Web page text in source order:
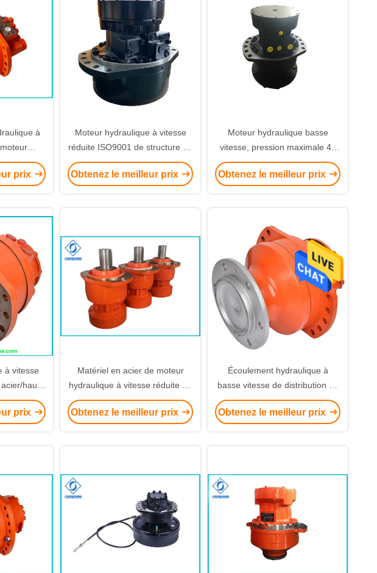
à
prix
Moteur hydraulique à vitesse
réduite ISO9001 de structure de
piston de Poclain
Obtenez le meilleur prix
Moteur hydraulique basse
vitesse, pression maximale 45
MPa, fournissant un couple et
une résistance à la pression
Obtenez le meilleur prix
à vitesse
haut
à basse
prix
Matériel en acier de moteur
hydraulique à vitesse réduite de
machines de construction pour
la machine d'abattage de forêt
Obtenez le meilleur prix
Écoulement hydraulique à
basse vitesse de distribution de
disque de moteurs de machines
de construction pour Poclain
Obtenez le meilleur prix